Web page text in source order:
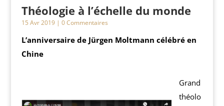
Théologie à l’échelle du monde
15 Avr 2019| 0 Commentaires
L’anniversaire de Jürgen Moltmann célébré en
Chine
Grand
théolo